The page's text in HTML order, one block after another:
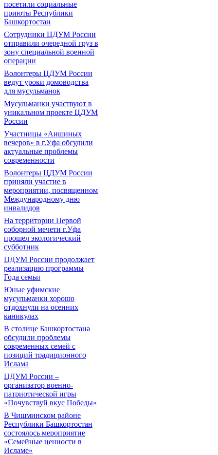
посетили социальные
приюты Республики
Башкортостан
Сотрудники ЦДУМ России
отправили очередной груз в
зону специальной военной
операции
Волонтеры ЦДУМ России
ведут уроки домоводства
для мусульманок
Мусульманки участвуют в
уникальном проекте ЦДУМ
России
Участницы «Аишиных
вечеров» в г.Уфа обсудили
актуальные проблемы
современности
Волонтеры ЦДУМ России
приняли участие в
мероприятии, посвященном
Международному дню
инвалидов
На территории Первой
соборной мечети г.Уфа
прошел экологический
субботник
ЦДУМ России продолжает
реализацию программы
Года семьи
Юные уфимские
мусульманки хорошо
отдохнули на осенних
каникулах
В столице Башкортостана
обсудили проблемы
современных семей с
позиций традиционного
Ислама
ЦДУМ России –
организатор военно-
патриотической игры
«Почувствуй вкус Победы»
В Чишминском районе
Республики Башкортостан
состоялось мероприятие
«Семейные ценности в
Исламе»